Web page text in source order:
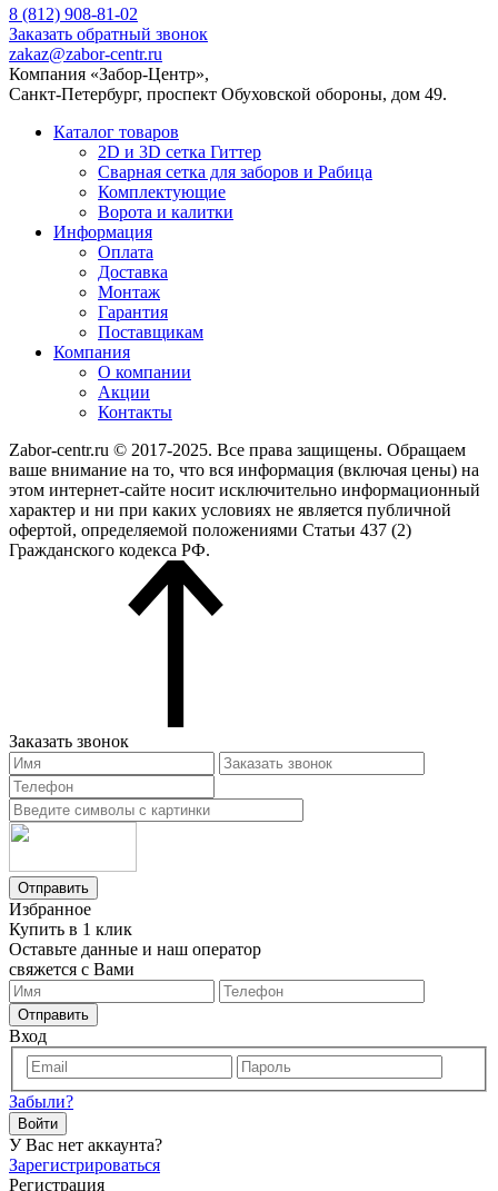
8 (812) 908-81-02
Заказать обратный звонок
zakaz@zabor-centr.ru
Компания «Забор-Центр»,
Санкт-Петербург, проспект Обуховской обороны, дом 49.
Каталог товаров
2D и 3D сетка Гиттер
Сварная сетка для заборов и Рабица
Комплектующие
Ворота и калитки
Информация
Оплата
Доставка
Монтаж
Гарантия
Поставщикам
Компания
О компании
Акции
Контакты
Zabor-centr.ru © 2017-2025. Все права защищены. Обращаем
ваше внимание на то, что вся информация (включая цены) на
этом интернет-сайте носит исключительно информационный
характер и ни при каких условиях не является публичной
офертой, определяемой положениями Статьи 437 (2)
Гражданского кодекса РФ.
Заказать звонок
Отправить
Избранное
Купить в 1 клик
Оставьте данные и наш оператор
свяжется с Вами
Отправить
Вход
Забыли?
Войти
У Вас нет аккаунта?
Зарегистрироваться
Регистрация